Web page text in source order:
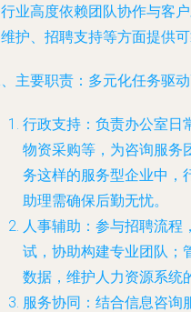
业高度依赖团队协作与客
护、招聘支持等方面提供可
主要职责：多元化任务驱
行政支持：负责办公室日
物资采购等，为咨询服务
务这样的服务型企业中，
助理需确保后勤无忧。
人事辅助：参与招聘流程
试，协助构建专业团队；
数据，维护人力资源系统
服务协同：结合信息咨询